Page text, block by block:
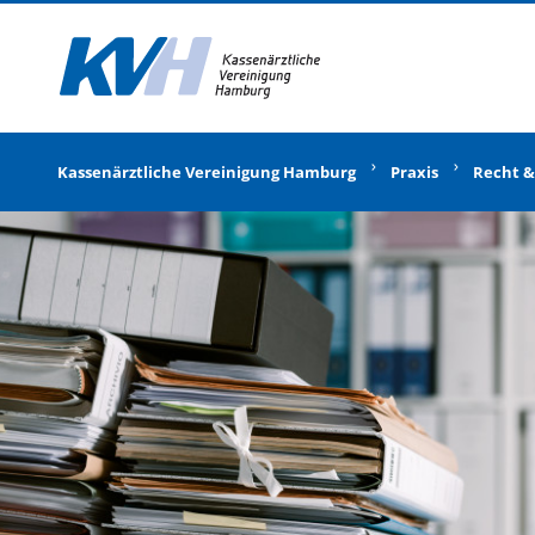
Kassenärztliche Vereinigung Hamburg Praxis Recht